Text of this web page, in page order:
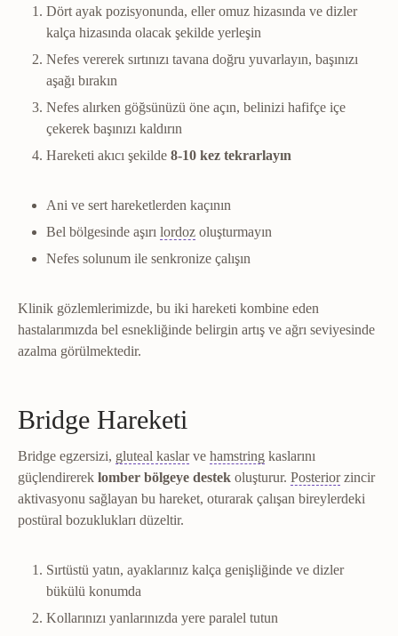
Dört ayak pozisyonunda, eller omuz hizasında ve dizler
kalça hizasında olacak şekilde yerleşin
Nefes vererek sırtınızı tavana doğru yuvarlayın, başınızı
aşağı bırakın
Nefes alırken göğsünüzü öne açın, belinizi hafifçe içe
çekerek başınızı kaldırın
Hareketi akıcı şekilde 8-10 kez tekrarlayın
Ani ve sert hareketlerden kaçının
Bel bölgesinde aşırı lordozLordozBel ve boyun bölgesinin
oluşturmayın
Nefes solunum ile senkronize çalışın
Klinik gözlemlerimizde, bu iki hareketi kombine eden
hastalarımızda bel esnekliğinde belirgin artış ve ağrı seviyesinde
azalma görülmektedir.
Bridge Hareketi
Bridge egzersizi, gluteal kaslarGluteal kaslar Kalçayı oluşturan,
ve hamstringHamstring
kaslarını
güçlendirerek lomber bölgeye destek oluşturur. PosteriorPosterior
zincir
aktivasyonu sağlayan bu hareket, oturarak çalışan bireylerdeki
postüral bozuklukları düzeltir.
Sırtüstü yatın, ayaklarınız kalça genişliğinde ve dizler
bükülü konumda
Kollarınızı yanlarınızda yere paralel tutun